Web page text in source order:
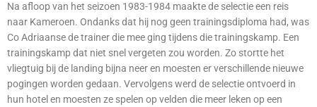
Na afloop van het seizoen 1983-1984 maakte de selectie een reis
naar Kameroen. Ondanks dat hij nog geen trainingsdiploma had, was
Co Adriaanse de trainer die mee ging tijdens die trainingskamp. Een
trainingskamp dat niet snel vergeten zou worden. Zo stortte het
vliegtuig bij de landing bijna neer en moesten er verschillende nieuwe
pogingen worden gedaan. Vervolgens werd de selectie ontvoerd in
hun hotel en moesten ze spelen op velden die meer leken op een